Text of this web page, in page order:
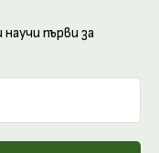
първи за